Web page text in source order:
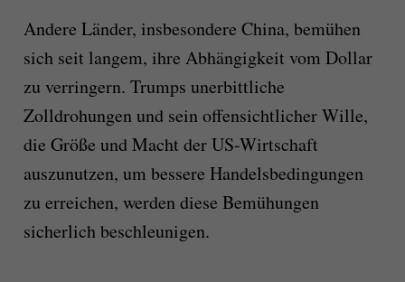
Andere Länder, insbesondere China, bemühen
sich seit langem, ihre Abhängigkeit vom Dollar
zu verringern. Trumps unerbittliche
Zolldrohungen und sein offensichtlicher Wille,
die Größe und Macht der US-Wirtschaft
auszunutzen, um bessere Handelsbedingungen
zu erreichen, werden diese Bemühungen
sicherlich beschleunigen.